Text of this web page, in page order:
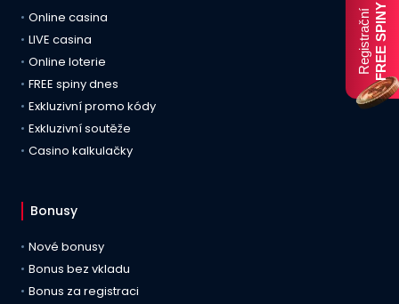
RegistračníFREE SPINY
Online casina
LIVE casina
Online loterie
FREE spiny dnes
Exkluzivní promo kódy
Exkluzivní soutěže
Casino kalkulačky
Bonusy
Nové bonusy
Bonus bez vkladu
Bonus za registraci